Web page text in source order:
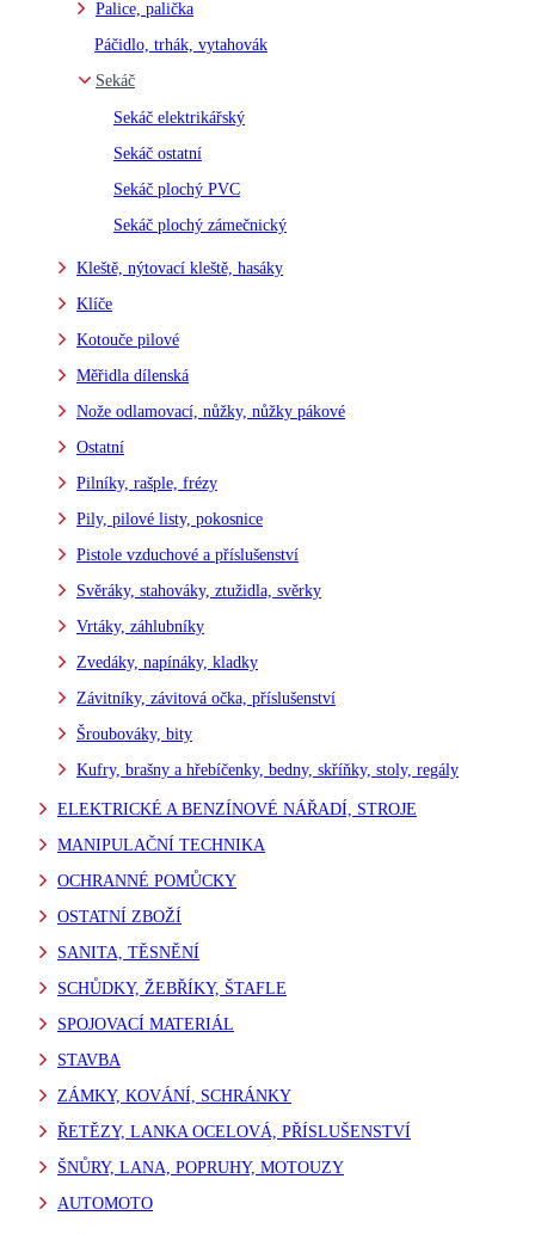
Palice, palička
Páčidlo, trhák, vytahovák
Sekáč
Sekáč elektrikářský
Sekáč ostatní
Sekáč plochý PVC
Sekáč plochý zámečnický
Kleště, nýtovací kleště, hasáky
Klíče
Kotouče pilové
Měřidla dílenská
Nože odlamovací, nůžky, nůžky pákové
Ostatní
Pilníky, rašple, frézy
Pily, pilové listy, pokosnice
Pistole vzduchové a příslušenství
Svěráky, stahováky, ztužidla, svěrky
Vrtáky, záhlubníky
Zvedáky, napínáky, kladky
Závitníky, závitová očka, příslušenství
Šroubováky, bity
Kufry, brašny a hřebíčenky, bedny, skříňky, stoly, regály
ELEKTRICKÉ A BENZÍNOVÉ NÁŘADÍ, STROJE
MANIPULAČNÍ TECHNIKA
OCHRANNÉ POMŮCKY
OSTATNÍ ZBOŽÍ
SANITA, TĚSNĚNÍ
SCHŮDKY, ŽEBŘÍKY, ŠTAFLE
SPOJOVACÍ MATERIÁL
STAVBA
ZÁMKY, KOVÁNÍ, SCHRÁNKY
ŘETĚZY, LANKA OCELOVÁ, PŘÍSLUŠENSTVÍ
ŠNŮRY, LANA, POPRUHY, MOTOUZY
AUTOMOTO